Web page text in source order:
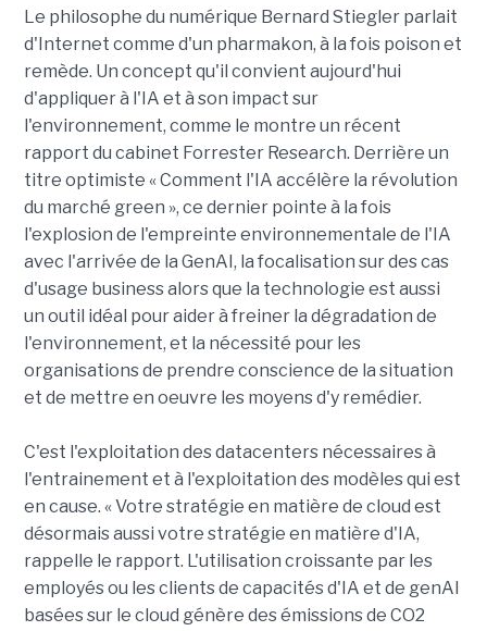
Le philosophe du numérique Bernard Stiegler parlait
d'Internet comme d'un pharmakon, à la fois poison et
remède. Un concept qu'il convient aujourd'hui
d'appliquer à l'IA et à son impact sur
l'environnement, comme le montre un récent
rapport du cabinet Forrester Research. Derrière un
titre optimiste « Comment l'IA accélère la révolution
du marché green », ce dernier pointe à la fois
l'explosion de l'empreinte environnementale de l'IA
avec l'arrivée de la GenAI, la focalisation sur des cas
d'usage business alors que la technologie est aussi
un outil idéal pour aider à freiner la dégradation de
l'environnement, et la nécessité pour les
organisations de prendre conscience de la situation
et de mettre en oeuvre les moyens d'y remédier.
C'est l'exploitation des datacenters nécessaires à
l'entrainement et à l'exploitation des modèles qui est
en cause. « Votre stratégie en matière de cloud est
désormais aussi votre stratégie en matière d'IA,
rappelle le rapport. L'utilisation croissante par les
employés ou les clients de capacités d'IA et de genAI
basées sur le cloud génère des émissions de CO2